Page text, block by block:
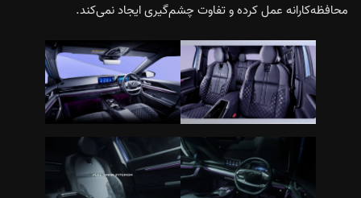
محافظه‌کارانه‌ عمل کرده و تفاوت چشم‌گیری ایجاد نمی‌کند.